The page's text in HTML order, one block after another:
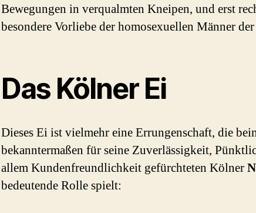
Bewegungen in verqualmten Kneipen, und erst
besondere Vorliebe der homosexuellen Männer
Das Kölner Ei
Dieses Ei ist vielmehr eine Errungenschaft, die
bekanntermaßen für seine Zuverlässigkeit,
allem Kundenfreundlichkeit gefürchteten Kölner
bedeutende Rolle spielt: